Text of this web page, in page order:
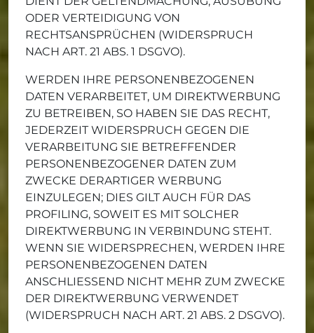
ODER VERTEIDIGUNG VON
RECHTSANSPRÜCHEN (WIDERSPRUCH
NACH ART. 21 ABS. 1 DSGVO).
WERDEN IHRE PERSONENBEZOGENEN
DATEN VERARBEITET, UM DIREKTWERBUNG
ZU BETREIBEN, SO HABEN SIE DAS RECHT,
JEDERZEIT WIDERSPRUCH GEGEN DIE
VERARBEITUNG SIE BETREFFENDER
PERSONENBEZOGENER DATEN ZUM
ZWECKE DERARTIGER WERBUNG
EINZULEGEN; DIES GILT AUCH FÜR DAS
PROFILING, SOWEIT ES MIT SOLCHER
DIREKTWERBUNG IN VERBINDUNG STEHT.
WENN SIE WIDERSPRECHEN, WERDEN IHRE
PERSONENBEZOGENEN DATEN
ANSCHLIESSEND NICHT MEHR ZUM ZWECKE
DER DIREKTWERBUNG VERWENDET
(WIDERSPRUCH NACH ART. 21 ABS. 2 DSGVO).